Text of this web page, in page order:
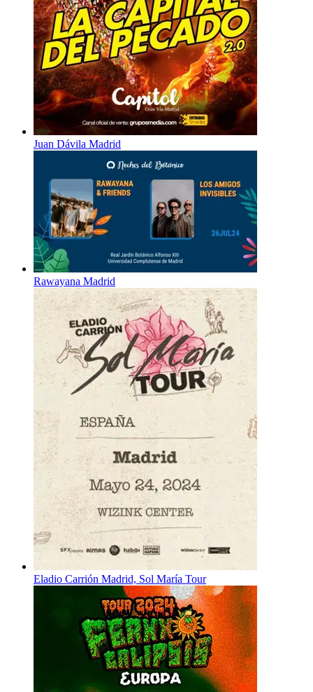
Juan Dávila Madrid
Rawayana Madrid
Eladio Carrión Madrid, Sol María Tour